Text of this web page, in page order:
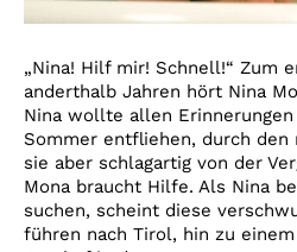
„Nina! Hilf mir! Schnell!“ Zum
anderthalb Jahren hört Nina
Nina wollte allen
Sommer entfliehen, durch
sie aber schlagartig von der
Mona braucht Hilfe. Als Nina
suchen, scheint diese
führen nach Tirol, hin zu